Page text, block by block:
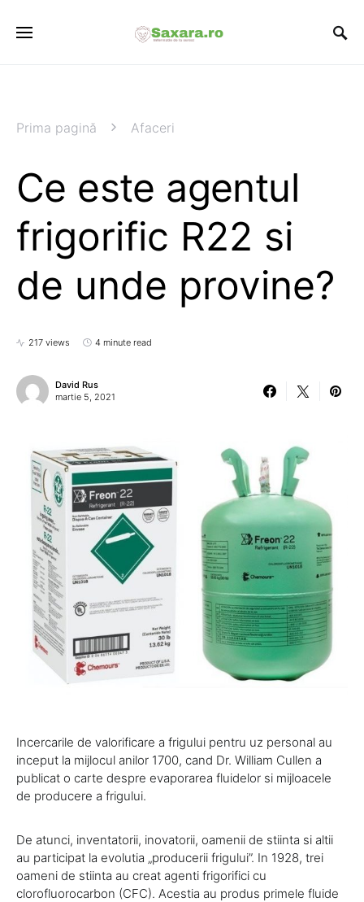
Prima pagină Afaceri
Ce este agentul
frigorific R22 si
de unde provine?
217 views 4 minute read
David Rus
martie 5, 2021
Incercarile de valorificare a frigului pentru uz personal au
inceput la mijlocul anilor 1700, cand Dr. William Cullen a
publicat o carte despre evaporarea fluidelor si mijloacele
de producere a frigului.
De atunci, inventatorii, inovatorii, oamenii de stiinta si altii
au participat la evolutia „producerii frigului”. In 1928, trei
oameni de stiinta au creat agenti frigorifici cu
clorofluorocarbon (CFC). Acestia au produs primele fluide